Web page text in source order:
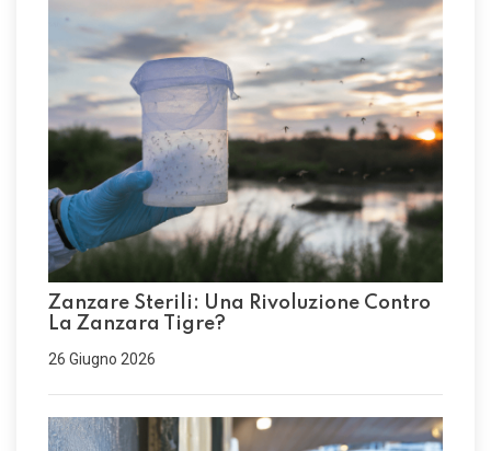
Zanzare Sterili: Una Rivoluzione Contro
La Zanzara Tigre?
26 Giugno 2026